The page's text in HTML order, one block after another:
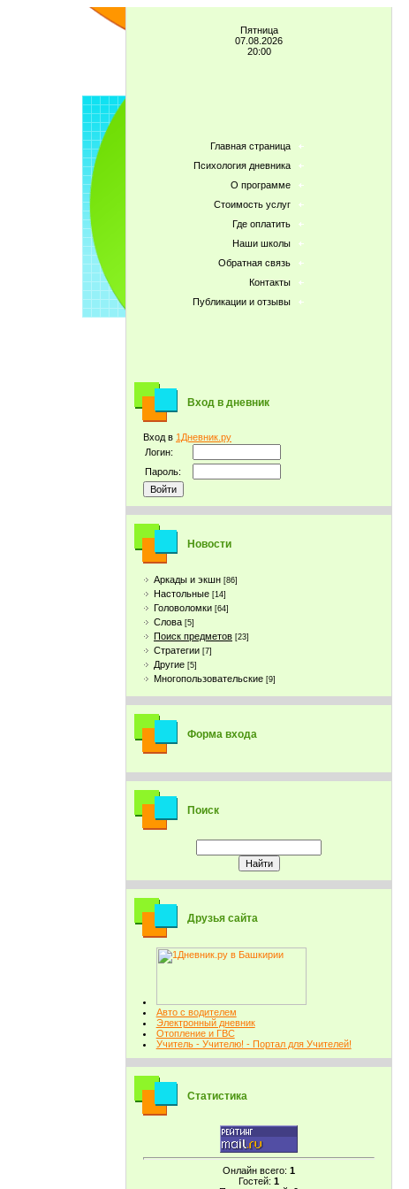
Пятница
07.08.2026
20:00
Главная страница
Психология дневника
О программе
Стоимость услуг
Где оплатить
Наши школы
Обратная связь
Контакты
Публикации и отзывы
Вход в дневник
Вход в 1Дневник.ру
Логин:
Пароль:
Новости
Аркады и экшн [86]
Настольные [14]
Головоломки [64]
Слова [5]
Поиск предметов [23]
Стратегии [7]
Другие [5]
Многопользовательские [9]
Форма входа
Поиск
Друзья сайта
Авто с водителем
Электронный дневник
Отопление и ГВС
Учитель - Учителю! - Портал для Учителей!
Статистика
Онлайн всего: 1
Гостей: 1